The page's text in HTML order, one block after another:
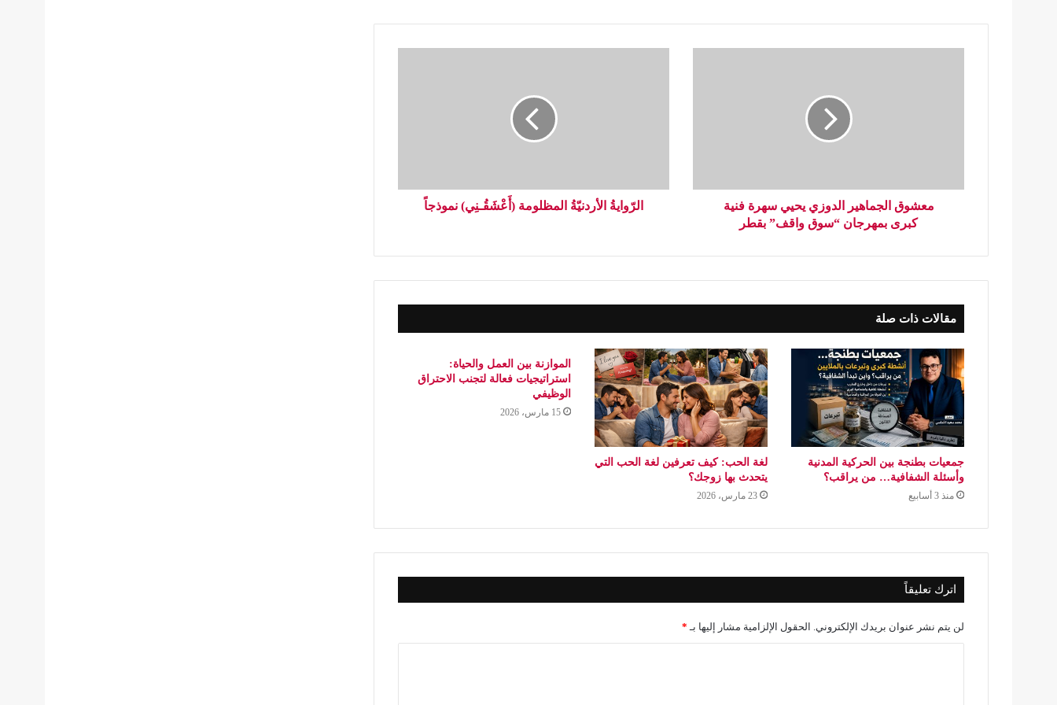
معشوق الجماهير الدوزي يحيي سهرة فنية
كبرى بمهرجان “سوق واقف” بقطر
الرّوايةُ الأردنيّةُ المظلومة (أَعْشَقُـنِي) نموذجاً
مقالات ذات صلة
جمعيات بطنجة بين الحركية المدنية
وأسئلة الشفافية… من يراقب؟
منذ 3 أسابيع
لغة الحب: كيف تعرفين لغة الحب التي
يتحدث بها زوجك؟
23 مارس، 2026
الموازنة بين العمل والحياة:
استراتيجيات فعالة لتجنب الاحتراق
الوظيفي
15 مارس، 2026
اترك تعليقاً
لن يتم نشر عنوان بريدك الإلكتروني. الحقول الإلزامية مشار إليها بـ *